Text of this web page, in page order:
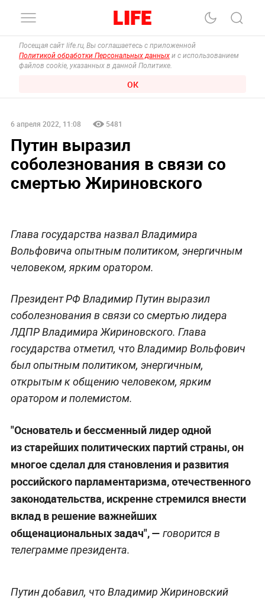
Посещая сайт life.ru, Вы соглашаетесь с приложенной
Политикой обработки Персональных данных и с использованием
файлов cookie, указанных в данной Политике.
ОК
6 апреля 2022, 11:08 5481
Путин выразил
соболезнования в связи со
смертью Жириновского
Глава государства назвал Владимира
Вольфовича опытным политиком, энергичным
человеком, ярким оратором.
Президент РФ Владимир Путин выразил
соболезнования в связи со смертью лидера
ЛДПР Владимира Жириновского. Глава
государства отметил, что Владимир Вольфович
был опытным политиком, энергичным,
открытым к общению человеком, ярким
оратором и полемистом.
"Основатель и бессменный лидер одной
из старейших политических партий страны, он
многое сделал для становления и развития
российского парламентаризма, отечественного
законодательства, искренне стремился внести
вклад в решение важнейших
общенациональных задач",— говорится в
телеграмме президента.
Путин добавил, что Владимир Жириновский